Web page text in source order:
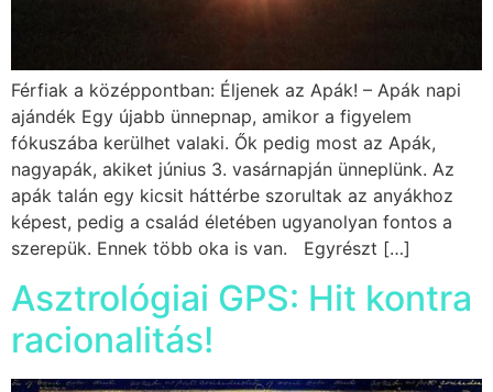
Férfiak a középpontban: Éljenek az Apák! – Apák napi
ajándék Egy újabb ünnepnap, amikor a figyelem
fókuszába kerülhet valaki. Ők pedig most az Apák,
nagyapák, akiket június 3. vasárnapján ünneplünk. Az
apák talán egy kicsit háttérbe szorultak az anyákhoz
képest, pedig a család életében ugyanolyan fontos a
szerepük. Ennek több oka is van. Egyrészt […]
Asztrológiai GPS: Hit kontra
racionalitás!